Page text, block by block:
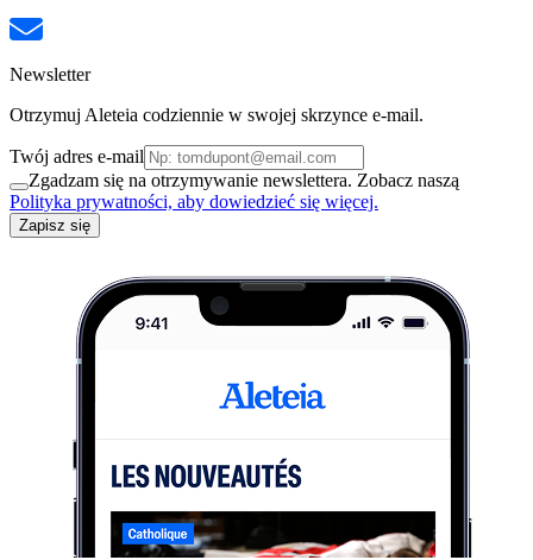
Newsletter
Otrzymuj Aleteia codziennie w swojej skrzynce e-mail.
Twój adres e-mail
Zgadzam się na otrzymywanie newslettera. Zobacz naszą
Polityka prywatności, aby dowiedzieć się więcej.
Zapisz się